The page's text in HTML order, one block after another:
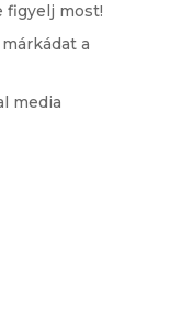
figyelj most!
a
media